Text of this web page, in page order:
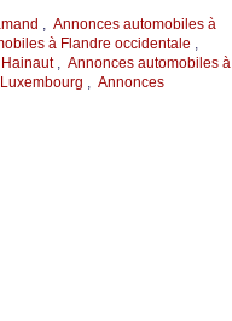
, Annonces automobiles à
à Flandre occidentale ,
, Annonces automobiles à
, Annonces